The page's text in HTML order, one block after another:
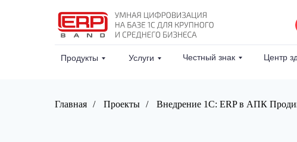
Продукты Услуги Честный знак Центр
Главная / Проекты / Внедрение 1С: ERP в АПК